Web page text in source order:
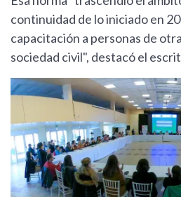
continuidad de lo iniciado en
capacitación a personas de
sociedad civil", destacó el